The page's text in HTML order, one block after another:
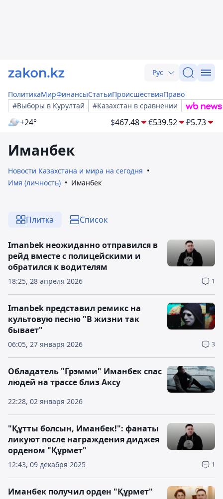
Рус
ПолитикаМирФинансыСтатьиПроисшествияПраво
#Выборы в Курултай
#Казахстан в сравнении
+24° $467.48 €539.52 ₽5.73
Иманбек
Новости Казахстана и мира на сегодня
Имя (личность)
Иманбек
Плитка Список
18:25, 28 апреля 2026 1
Imanbek неожиданно отправился в
рейд вместе с полицейскими и
обратился к водителям
06:05, 27 января 2026 3
Imanbek представил ремикс на
культовую песню "В жизни так
бывает"
22:28, 02 января 2026
Обладатель "Грэмми" Иманбек спас
людей на трассе близ Аксу
12:43, 09 декабря 2025 1
"Құтты болсын, Иманбек!": фанаты
ликуют после награждения диджея
орденом "Құрмет"
Иманбек получил орден "Құрмет"